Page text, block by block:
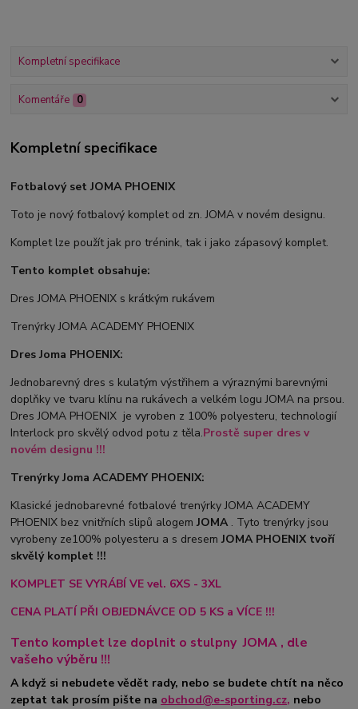
Kompletní specifikace
Komentáře 0
Kompletní specifikace
Fotbalový set JOMA PHOENIX
Toto je nový fotbalový komplet od zn. JOMA v novém designu.
Komplet lze použít jak pro trénink, tak i jako zápasový komplet.
Tento komplet obsahuje:
Dres JOMA PHOENIX s krátkým rukávem
Trenýrky JOMA ACADEMY PHOENIX
Dres Joma PHOENIX:
Jednobarevný dres s kulatým výstřihem a výraznými barevnými
doplňky ve tvaru klínu na rukávech a velkém logu JOMA na prsou.
Dres JOMA PHOENIX je vyroben z 100% polyesteru, technologií
Interlock pro skvělý odvod potu z těla.Prostě super dres v
novém designu !!!
Trenýrky Joma ACADEMY PHOENIX:
Klasické jednobarevné fotbalové trenýrky JOMA ACADEMY
PHOENIX bez vnitřních slipů alogem JOMA . Tyto trenýrky jsou
vyrobeny ze100% polyesteru a s dresemJOMA PHOENIX tvoří
skvělý komplet !!!
KOMPLET SE VYRÁBÍ VE vel. 6XS - 3XL
CENA PLATÍ PŘI OBJEDNÁVCE OD 5 KS a VÍCE !!!
Tento komplet lze doplnit o stulpny JOMA , dle
vašeho výběru !!!
A když si nebudete vědět rady, nebo se budete chtít na něco
zeptat tak prosím pište na obchod@e-sporting.cz, nebo